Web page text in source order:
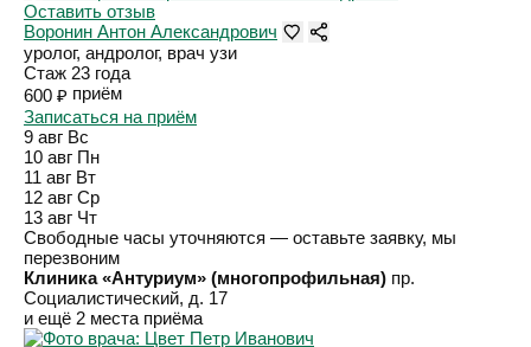
Оставить отзыв
Воронин Антон Александрович
уролог, андролог, врач узи
Стаж 23 года
600 ₽ приём
Записаться на приём
9 авг Вс
10 авг Пн
11 авг Вт
12 авг Ср
13 авг Чт
Свободные часы уточняются — оставьте заявку, мы
перезвоним
Клиника «Антуриум» (многопрофильная) пр.
Социалистический, д. 17
и ещё 2 места приёма